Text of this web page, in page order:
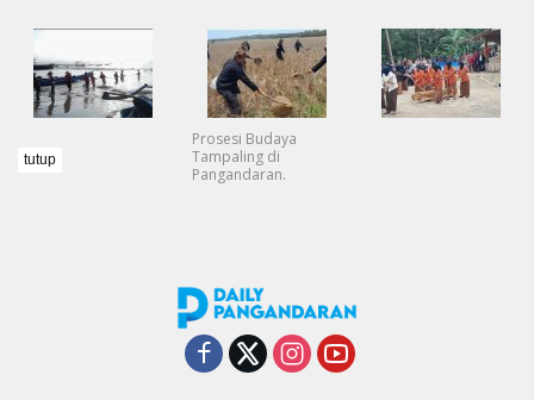
Prosesi Budaya
Tampaling di
Pangandaran.
tutup